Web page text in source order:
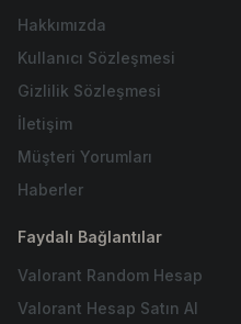
Hakkımızda
Kullanıcı Sözleşmesi
Gizlilik Sözleşmesi
İletişim
Müşteri Yorumları
Haberler
Faydalı Bağlantılar
Valorant Random Hesap
Valorant Hesap Satın Al